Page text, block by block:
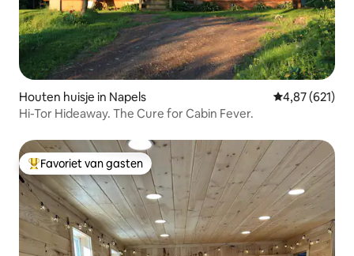
Houten huisje in Napels Gemiddelde
4,87 (621)
Hi-Tor Hideaway. The Cure for Cabin Fever.
Topfavoriet van gasten
Favoriet van gasten